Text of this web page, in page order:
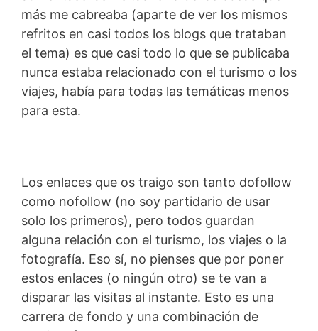
más me cabreaba (aparte de ver los mismos
refritos en casi todos los blogs que trataban
el tema) es que casi todo lo que se publicaba
nunca estaba relacionado con el turismo o los
viajes, había para todas las temáticas menos
para esta.
Los enlaces que os traigo son tanto dofollow
como nofollow (no soy partidario de usar
solo los primeros), pero todos guardan
alguna relación con el turismo, los viajes o la
fotografía. Eso sí, no pienses que por poner
estos enlaces (o ningún otro) se te van a
disparar las visitas al instante. Esto es una
carrera de fondo y una combinación de